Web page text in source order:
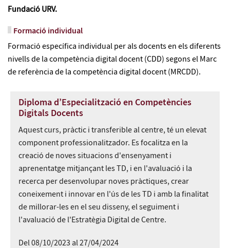
Fundació URV.
Formació individual
Formació específica individual per als docents en els diferents
nivells de la competència digital docent (CDD) segons el Marc
de referència de la competència digital docent (MRCDD).
Diploma d’Especialització en Competències
Digitals Docents
Aquest curs, pràctic i transferible al centre, té un elevat
component professionalitzador. Es focalitza en la
creació de noves situacions d'ensenyament i
aprenentatge mitjançant les TD, i en l'avaluació i la
recerca per desenvolupar noves pràctiques, crear
coneixement i innovar en l'ús de les TD i amb la finalitat
de millorar-les en el seu disseny, el seguiment i
l'avaluació de l'Estratègia Digital de Centre.
Del 08/10/2023 al 27/04/2024